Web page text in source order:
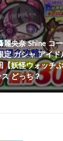
麗央奈 Shine コ
定 ガシャ アイド
【妖怪ウォッチ
どっち？